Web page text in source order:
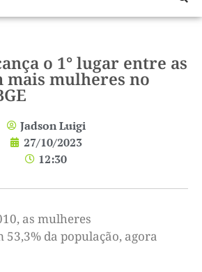
o 1° lugar entre as
mais mulheres no
Jadson Luigi
27/10/2023
12:30
as mulheres
da população, agora